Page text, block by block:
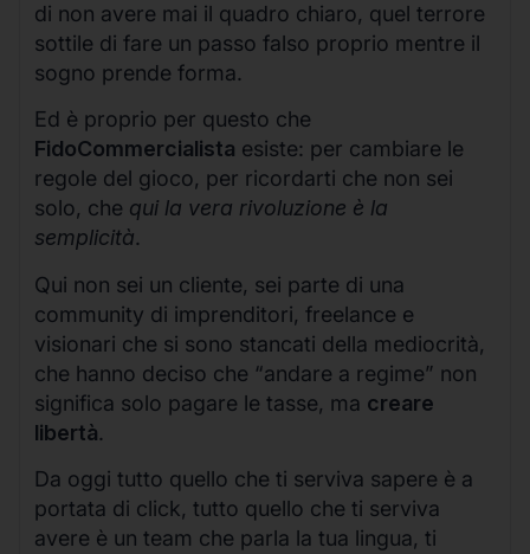
di non avere mai il quadro chiaro, quel terrore
sottile di fare un passo falso proprio mentre il
sogno prende forma.
Ed è proprio per questo che
FidoCommercialista esiste: per cambiare le
regole del gioco, per ricordarti che non sei
solo, che qui la vera rivoluzione è la
semplicità.
Qui non sei un cliente, sei parte di una
community di imprenditori, freelance e
visionari che si sono stancati della mediocrità,
che hanno deciso che “andare a regime” non
significa solo pagare le tasse, ma creare
libertà.
Da oggi tutto quello che ti serviva sapere è a
portata di click, tutto quello che ti serviva
avere è un team che parla la tua lingua, ti